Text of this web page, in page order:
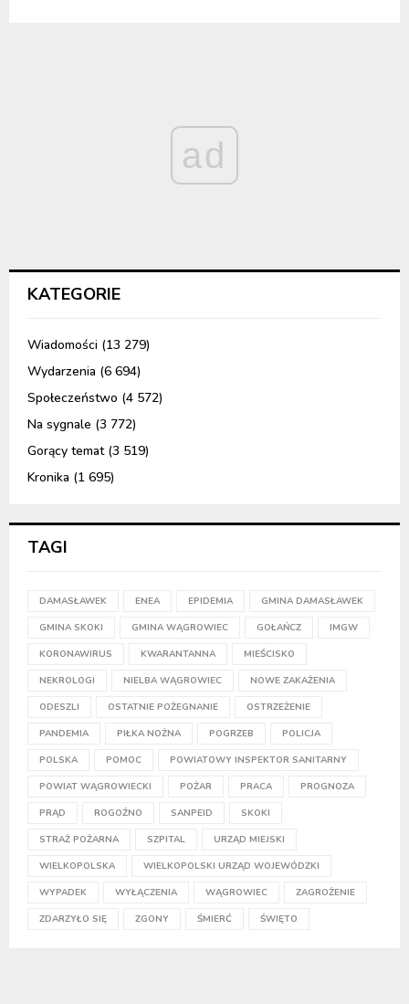
ad
KATEGORIE
Wiadomości (13 279)
Wydarzenia (6 694)
Społeczeństwo (4 572)
Na sygnale (3 772)
Gorący temat(3 519)
Kronika (1 695)
TAGI
DAMASŁAWEK ENEA EPIDEMIA GMINA DAMASŁAWEK
GMINA SKOKI GMINA WĄGROWIEC GOŁAŃCZ IMGW
KORONAWIRUS KWARANTANNA MIEŚCISKO
NEKROLOGI NIELBA WĄGROWIEC NOWE ZAKAŻENIA
ODESZLI OSTATNIE POŻEGNANIE OSTRZEŻENIE
PANDEMIA PIŁKA NOŻNA POGRZEB POLICJA
POLSKA POMOC POWIATOWY INSPEKTOR SANITARNY
POWIAT WĄGROWIECKI POŻAR PRACA PROGNOZA
PRĄD ROGOŹNO SANPEID SKOKI
STRAŻ POŻARNA SZPITAL URZĄD MIEJSKI
WIELKOPOLSKA WIELKOPOLSKI URZĄD WOJEWÓDZKI
WYPADEK WYŁĄCZENIA WĄGROWIEC ZAGROŻENIE
ZDARZYŁO SIĘ ZGONY ŚMIERĆ ŚWIĘTO